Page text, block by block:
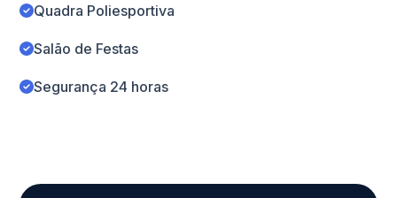
Quadra Poliesportiva
Salão de Festas
Segurança 24 horas